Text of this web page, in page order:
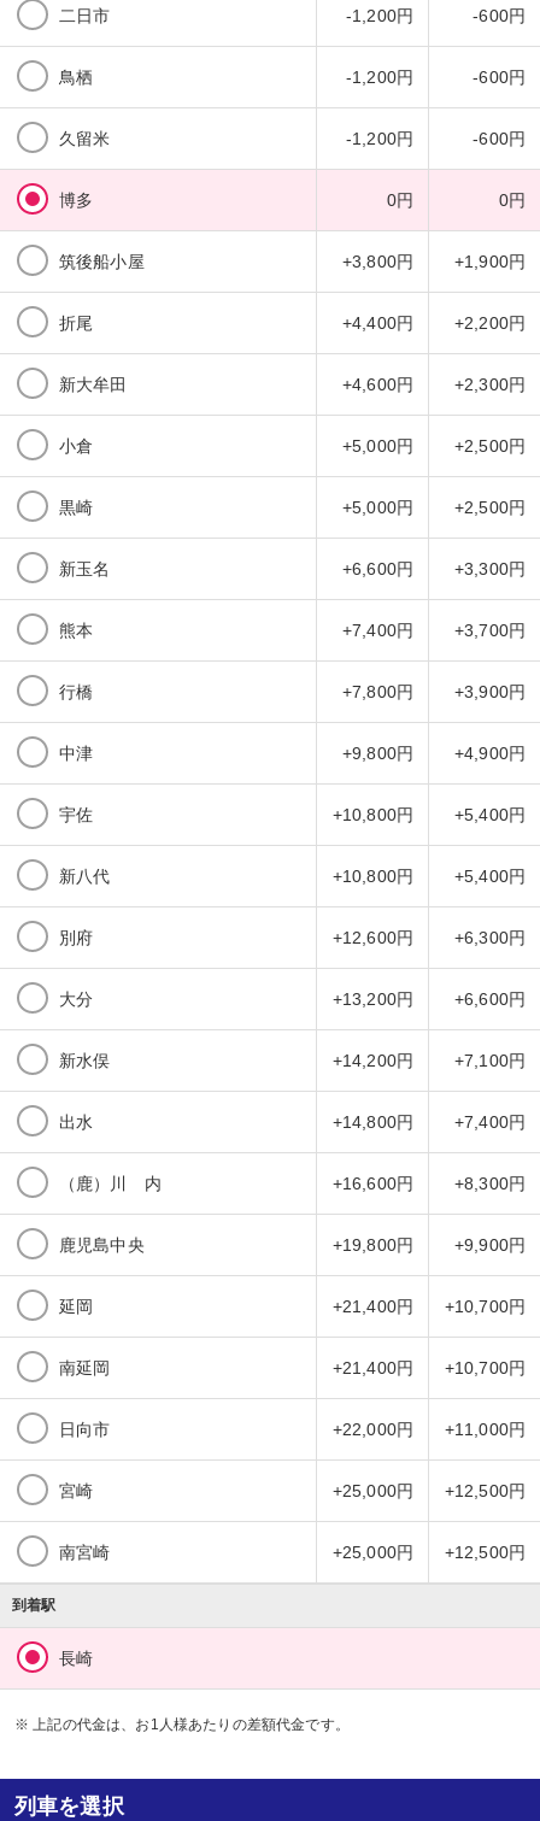
二日市 -1,200円 -600円
鳥栖 -1,200円 -600円
久留米 -1,200円 -600円
博多 0円 0円
筑後船小屋 +3,800円 +1,900円
折尾 +4,400円 +2,200円
新大牟田 +4,600円 +2,300円
小倉 +5,000円 +2,500円
黒崎 +5,000円 +2,500円
新玉名 +6,600円 +3,300円
熊本 +7,400円 +3,700円
行橋 +7,800円 +3,900円
中津 +9,800円 +4,900円
宇佐 +10,800円 +5,400円
新八代 +10,800円 +5,400円
別府 +12,600円 +6,300円
大分 +13,200円 +6,600円
新水俣 +14,200円 +7,100円
出水 +14,800円 +7,400円
（鹿）川 内 +16,600円 +8,300円
鹿児島中央 +19,800円 +9,900円
延岡 +21,400円 +10,700円
南延岡 +21,400円 +10,700円
日向市 +22,000円 +11,000円
宮崎 +25,000円 +12,500円
南宮崎 +25,000円 +12,500円
到着駅
長崎
※ 上記の代金は、お1人様あたりの差額代金です。
列車を選択